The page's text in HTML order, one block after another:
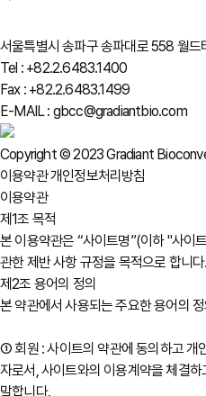
서울특별시 송파구 송파대로 558 월드
Tel : +82.2.6483.1400
Fax : +82.2.6483.1499
E-MAIL : gbcc@gradiantbio.com
Copyright © 2023 Gradiant
이용약관개인정보처리방침
이용약관
제1조 목적
본 이용약관은 “사이트명”(이하 "사이
관한 제반 사항 규정을 목적으로 합니다.
제2조 용어의 정의
본 약관에서 사용되는 주요한 용어의
① 회원 : 사이트의 약관에 동의하고 개
자로서, 사이트와의 이용계약을 체결
말합니다.